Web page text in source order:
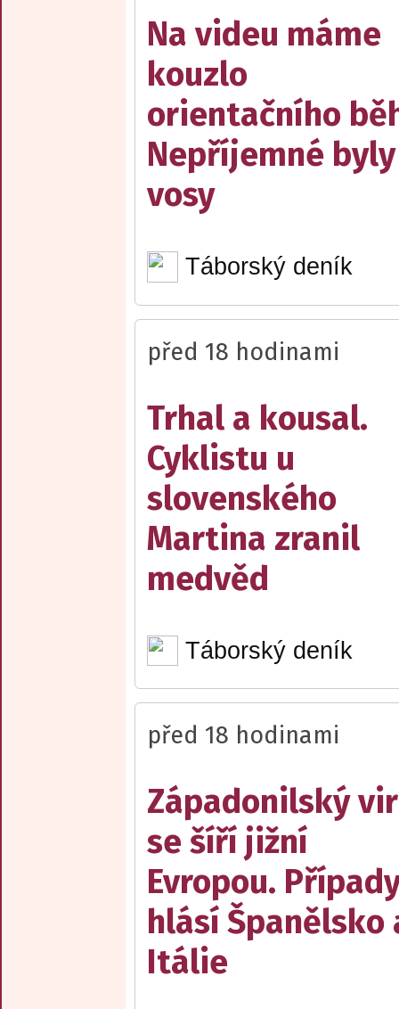
Na videu máme
kouzlo
orientačního
Nepříjemné byly
vosy
Táborský deník
před 18 hodinami
Trhal a kousal.
Cyklistu u
slovenského
Martina zranil
medvěd
Táborský deník
před 18 hodinami
Západonilský vir
se šíří jižní
Evropou.
hlásí Španělsko
Itálie